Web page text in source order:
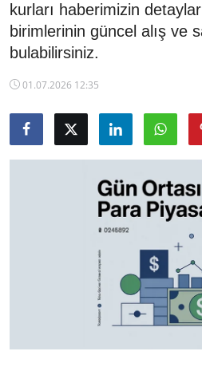
TCMB Kurları
Emtia Fiyatları
Kapalı Çarşı
Şirket Haberleri
kurları haberimizin
birimlerinin güncel alış ve
bulabilirsiniz.
01.07.2026 12:35